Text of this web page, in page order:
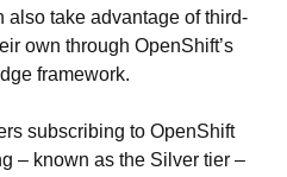
also take advantage of third-
own through OpenShift’s
framework.
subscribing to OpenShift
– known as the Silver tier –